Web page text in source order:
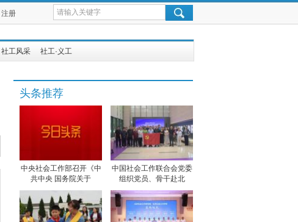
注册
社工风采 社工·义工
头条推荐
中央社会工作部召开《中
共中央 国务院关于
中国社会工作联合会党委
组织党员、骨干赴北